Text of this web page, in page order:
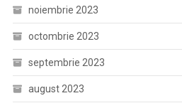
noiembrie 2023
octombrie 2023
septembrie 2023
august 2023